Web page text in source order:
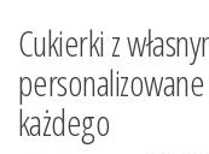
Cukierki z
każdego